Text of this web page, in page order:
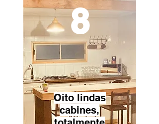
8
Oito lindas
cabines,